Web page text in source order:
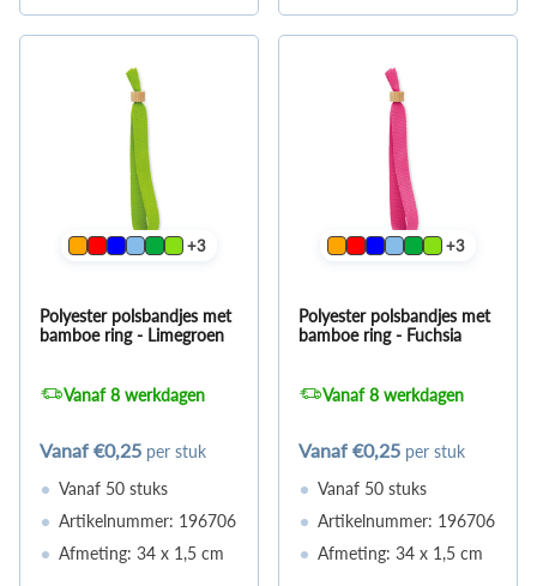
+3
Polyester polsbandjes met
bamboe ring - Limegroen
Vanaf 8 werkdagen
Vanaf €0,25 per stuk
Vanaf 50 stuks
Artikelnummer: 196706
Afmeting: 34 x 1,5 cm
+3
Polyester polsbandjes met
bamboe ring - Fuchsia
Vanaf 8 werkdagen
Vanaf €0,25 per stuk
Vanaf 50 stuks
Artikelnummer: 196706
Afmeting: 34 x 1,5 cm